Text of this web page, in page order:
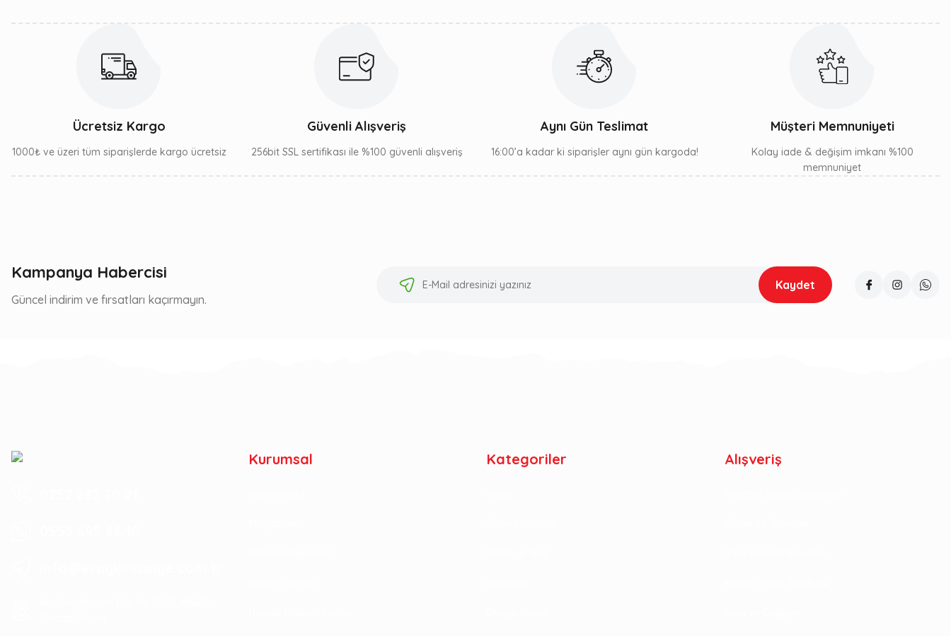
Ücretsiz Kargo
1000₺ ve üzeri tüm siparişlerde kargo ücretsiz
Güvenli Alışveriş
256bit SSL sertifikası ile %100 güvenli alışveriş
Aynı Gün Teslimat
16:00’a kadar ki siparişler aynı gün kargoda!
Müşteri Memnuniyeti
Kolay iade & değişim imkanı %100
memnuniyet
Kampanya Habercisi
Güncel indirim ve fırsatları kaçırmayın.
Kaydet
Kurumsal Kategoriler Alışveriş